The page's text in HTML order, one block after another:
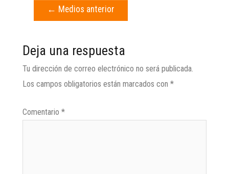
← Medios anterior
Deja una respuesta
Tu dirección de correo electrónico no será publicada.
Los campos obligatorios están marcados con *
Comentario *